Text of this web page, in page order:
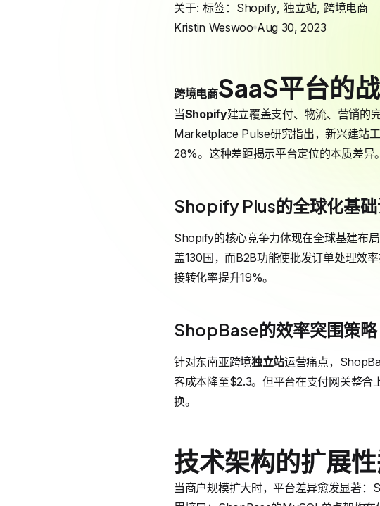
关于: 标签： Shopify, 独立站, 跨境电商
Kristin Weswoo Aug 30, 2023
跨境电商SaaS平台的
当Shopify建立覆盖支付、物流、营销的
Marketplace Pulse研究指出，新兴建站
28%。这种差距揭示平台定位的本质差异。
Shopify Plus的全球化基
Shopify的核心竞争力体现在全球基建布
盖130国，而B2B功能使批发订单处理效
接转化率提升19%。
ShopBase的效率突围策略
针对东南亚跨境独立站运营痛点，
客成本降至$2.3。但平台在支付网关整合
换。
技术架构的扩展
当商户规模扩大时，平台差异愈发显著